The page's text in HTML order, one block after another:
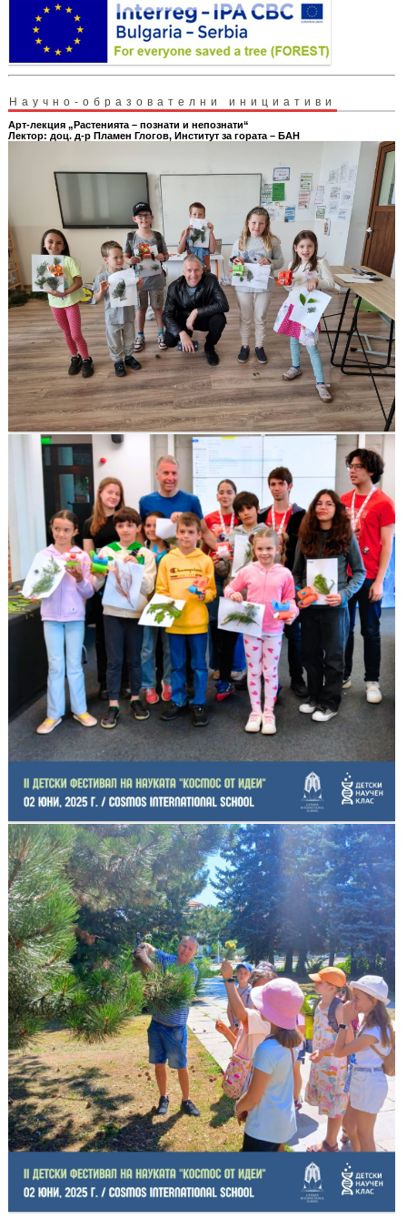
Научно-образователни инициативи
Арт-лекция „Растенията – познати и непознати“
Лектор: доц. д-р Пламен Глогов, Институт за гората – БАН